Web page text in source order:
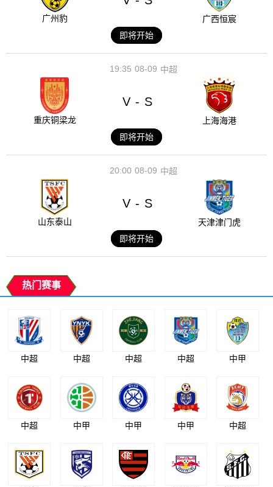
广州豹
广西恒宸
即将开始
08-09
19:35 中超
重庆铜梁龙
V - S
上海海港
即将开始
08-09
20:00 中超
山东泰山
V - S
天津津门虎
即将开始
热门赛事
中超 中超 中超 中超 中甲
中超 中甲 中甲 中甲 中超